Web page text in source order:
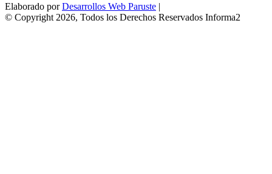
Elaborado porDesarrollos Web Paruste |
© Copyright 2026, Todos los Derechos Reservados Informa2